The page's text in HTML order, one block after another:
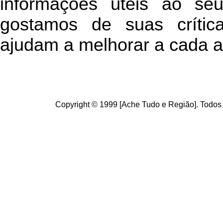
informações úteis ao
gostamos de suas
ajudam a melhorar a cada
Copyright © 1999 [Ache Tudo e Região].